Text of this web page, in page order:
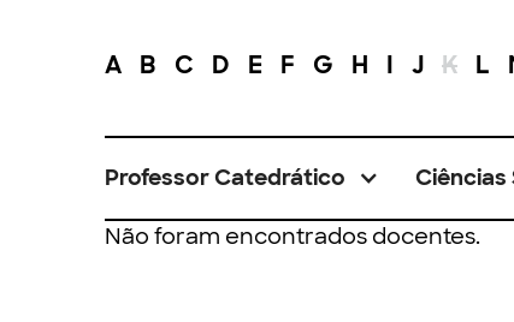
A B C D E F G H I J K L
Professor Catedrático Ciências
Não foram encontrados docentes.